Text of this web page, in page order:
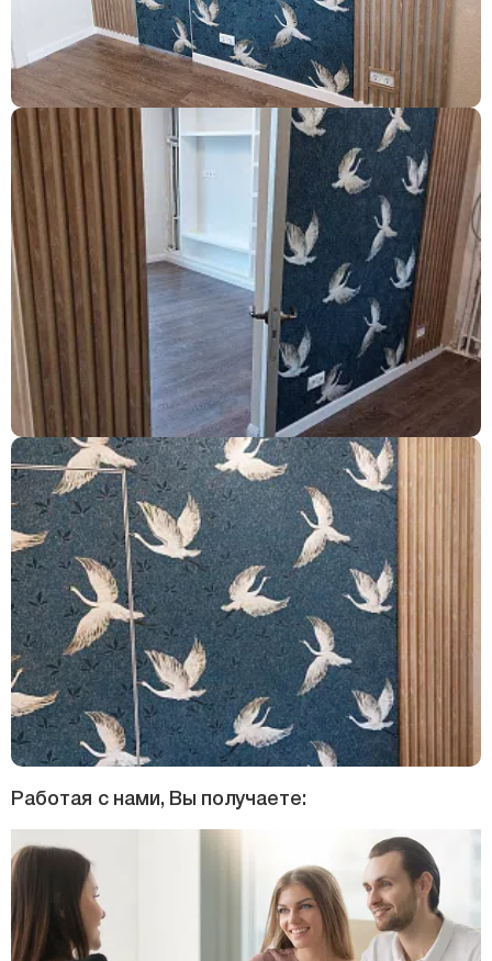
Работая с нами, Вы получаете: